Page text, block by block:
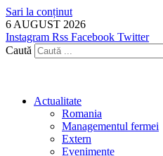
Sari la conținut
6 AUGUST 2026
Instagram Rss Facebook Twitter
Caută
Actualitate
Romania
Managementul fermei
Extern
Evenimente